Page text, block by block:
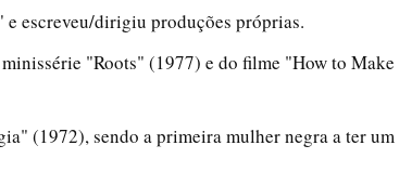
escreveu/dirigiu produções próprias.
"Roots" (1977) e do filme "How to Make
(1972), sendo a primeira mulher negra a ter um